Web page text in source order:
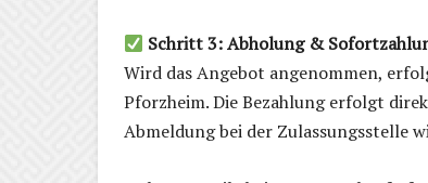
Schritt 3: Abholung &
Wird das Angebot angenommen,
Pforzheim. Die Bezahlung erfolgt
Abmeldung bei der Zulassungsstelle